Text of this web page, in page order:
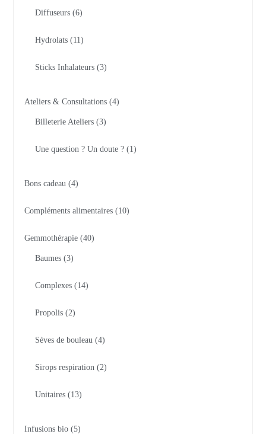
Diffuseurs 6
Hydrolats 11
Sticks Inhalateurs 3
Ateliers & Consultations 4
Billeterie Ateliers 3
Une question ? Un doute ? 1
Bons cadeau 4
Compléments alimentaires 10
Gemmothérapie 40
Baumes 3
Complexes 14
Propolis 2
Sèves de bouleau 4
Sirops respiration 2
Unitaires 13
Infusions bio 5